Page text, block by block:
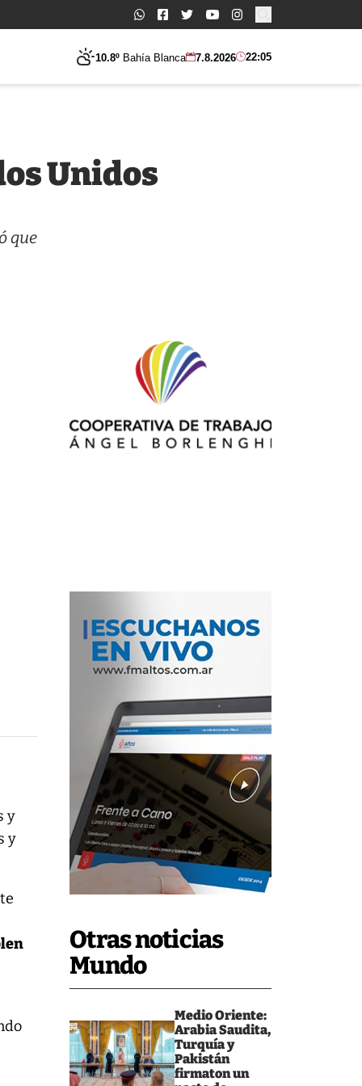
Buscar:
10.8º Bahía Blanca 7.8.2026 22:05
Otras noticias
Mundo
Medio Oriente:
Arabia Saudita,
Turquía y
Pakistán
firmaton un
Unidos
que
y
y